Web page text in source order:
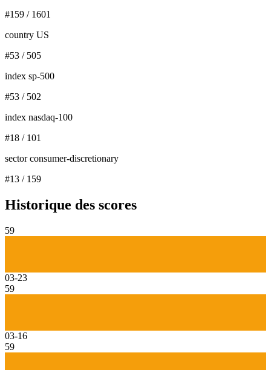
#159 / 1601
country US
#53 / 505
index sp-500
#53 / 502
index nasdaq-100
#18 / 101
sector consumer-discretionary
#13 / 159
Historique des scores
59
03-23
59
03-16
59